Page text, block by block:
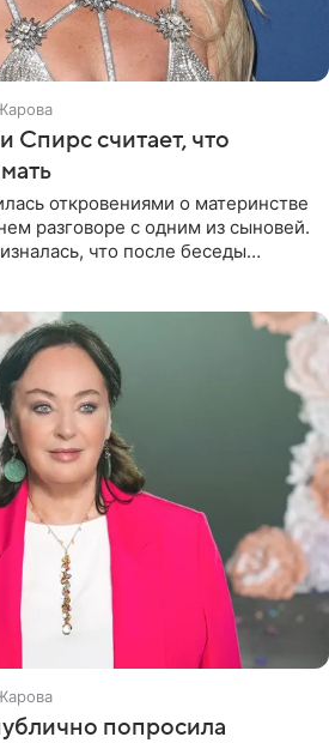
Спирс считает, что
откровениями о материнстве
разговоре с одним из сыновей.
что после беседы
попросила